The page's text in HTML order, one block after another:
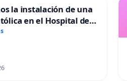
la instalación de una
en el Hospital de